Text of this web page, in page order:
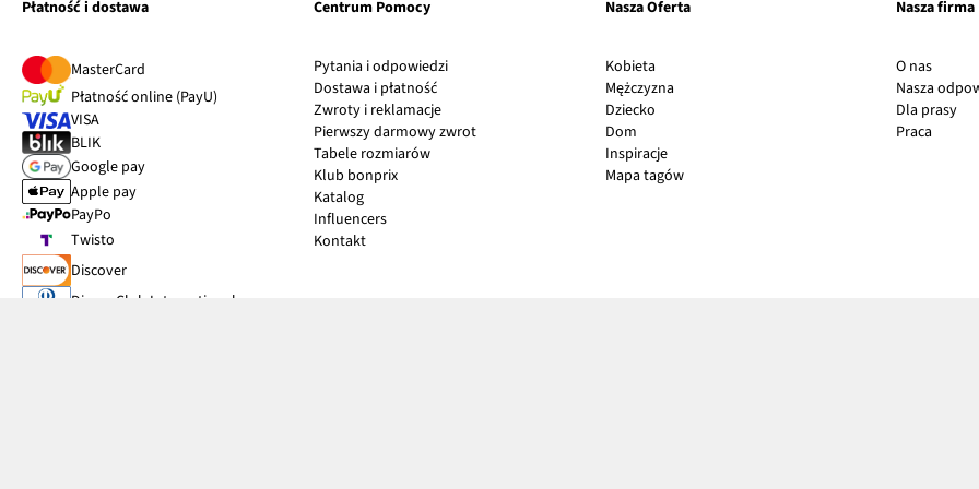
Płatność i dostawa
MasterCard
Płatność online (PayU)
VISA
BLIK
Google pay
Apple pay
PayPo
Twisto
Discover
Diners Club International
Centrum Pomocy
Pytania i odpowiedzi
Dostawa i płatność
Zwroty i reklamacje
Pierwszy darmowy zwrot
Tabele rozmiarów
Klub bonprix
Katalog
Influencers
Kontakt
Nasza Oferta
Kobieta
Mężczyzna
Dziecko
Dom
Inspiracje
Mapa tagów
Nasza firma
O nasLink
się
Nasza
Dla prasyLink
Praca